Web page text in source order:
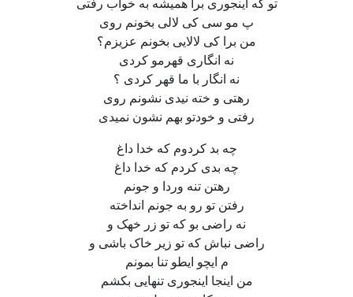
پ مو سی کی لالی بخونم روی
من برا کی لالایی بخونم عزیزم؟
نه انگاری قهرمو‌ کردی
نه انگار با ما قهر کردی ؟
رهتی و خته نیدی نشونم روی
رفتی و خودتو بهم نشون نمیدی
چه بد کردوم که خدا داغ
چه بدی کردم که خدا داغ
رهتن تنه وردا و جونم
رفتن تو رو به جونم انداخته
نه راضی بو که تو زر خهک و
راضی نباش که تو زیر خاک باشی و
م ایچو ایطو تنا بمونم
من اینجا اینجوری تنهایی بکشم